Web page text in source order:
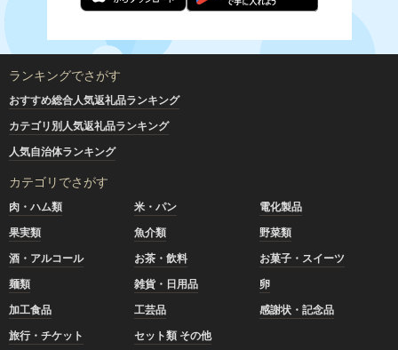
ランキングでさがす
おすすめ総合人気返礼品ランキング
カテゴリ別人気返礼品ランキング
人気自治体ランキング
カテゴリでさがす
肉・ハム類 米・パン
電化製品
果実類
魚介類
野菜類
酒・アルコール
お茶・飲料
お菓子・スイーツ
麺類
雑貨・日用品
卵
加工食品
工芸品
感謝状・記念品
旅行・チケット
セット類 その他